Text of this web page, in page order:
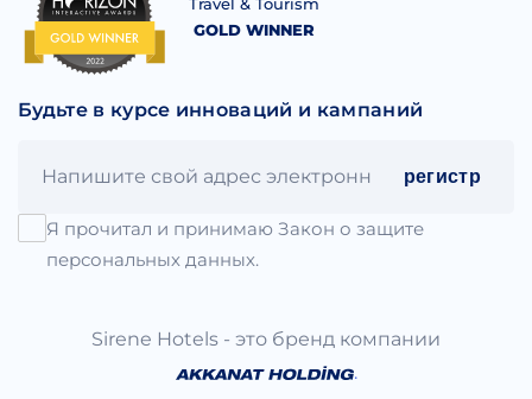
GOLD WINNER
Будьте в курсе инноваций и кампаний
регистр
Я прочитал и принимаю Закон о защите
персональных данных.
Sirene Hotels - это бренд компании
.